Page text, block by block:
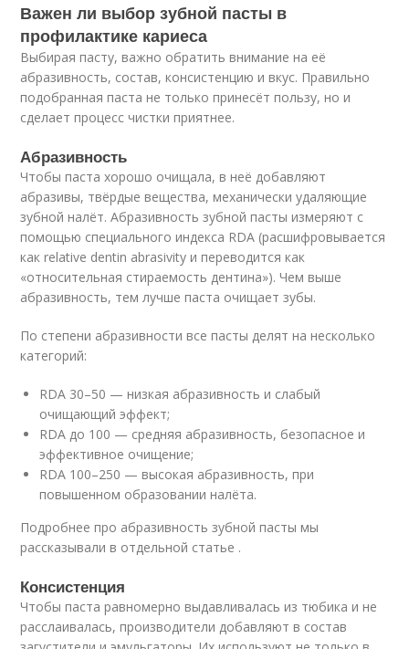
Важен ли выбор зубной пасты в
профилактике кариеса
Выбирая пасту, важно обратить внимание на её
абразивность, состав, консистенцию и вкус. Правильно
подобранная паста не только принесёт пользу, но и
сделает процесс чистки приятнее.
Абразивность
Чтобы паста хорошо очищала, в неё добавляют
абразивы, твёрдые вещества, механически удаляющие
зубной налёт. Абразивность зубной пасты измеряют с
помощью специального индекса RDA (расшифровывается
как relative dentin abrasivity и переводится как
«относительная стираемость дентина»). Чем выше
абразивность, тем лучше паста очищает зубы.
По степени абразивности все пасты делят на несколько
категорий:
RDA 30–50 — низкая абразивность и слабый
очищающий эффект;
RDA до 100 — средняя абразивность, безопасное и
эффективное очищение;
RDA 100–250 — высокая абразивность, при
повышенном образовании налёта.
Подробнее про абразивность зубной пасты мы
рассказывали в отдельной статье .
Консистенция
Чтобы паста равномерно выдавливалась из тюбика и не
расслаивалась, производители добавляют в состав